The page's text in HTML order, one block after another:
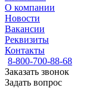
О компании
Новости
Вакансии
Реквизиты
Контакты
8-800-700-88-68
Заказать звонок
Задать вопрос